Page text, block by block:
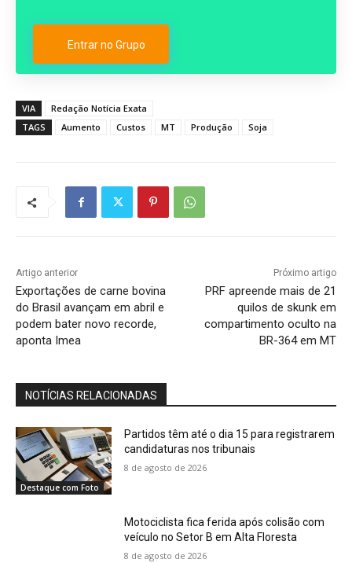
Entrar no Grupo
VIA
Redação Notícia Exata
TAGS
Aumento Custos MT Produção Soja
Artigo anterior
Exportações de carne bovina
do Brasil avançam em abril e
podem bater novo recorde,
aponta Imea
Próximo artigo
PRF apreende mais de 21
quilos de skunk em
compartimento oculto na
BR-364 em MT
NOTÍCIAS RELACIONADAS
Destaque com Foto
Partidos têm até o dia 15 para registrarem
candidaturas nos tribunais
8 de agosto de 2026
Motociclista fica ferida após colisão com
veículo no Setor B em Alta Floresta
8 de agosto de 2026